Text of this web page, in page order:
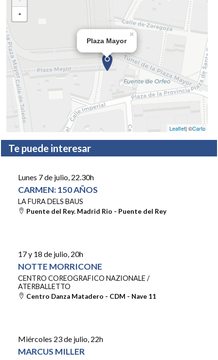
×
Plaza Mayor
-
Leaflet| ©Carto
Te puede interesar
Lunes 7 de julio, 22.30h
CARMEN: 150 AÑOS
LA FURA DELS BAUS
Puente del Rey. Madrid Rio - Puente del Rey
17 y 18 de julio, 20h
NOTTE MORRICONE
CENTRO COREOGRAFICO NAZIONALE /
ATERBALLETTO
Centro Danza Matadero - CDM - Nave 11
Miércoles 23 de julio, 22h
MARCUS MILLER